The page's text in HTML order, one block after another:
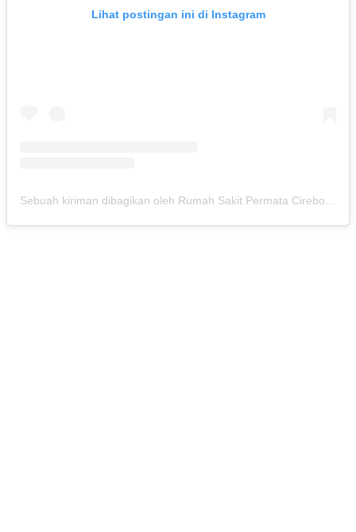
Lihat postingan ini di Instagram